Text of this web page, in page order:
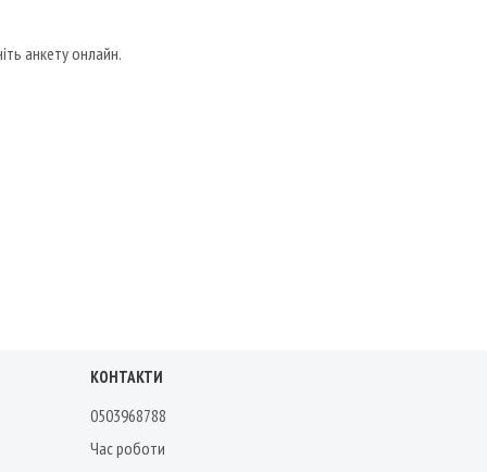
анкету онлайн.
КОНТАКТИ
0503968788
Час роботи